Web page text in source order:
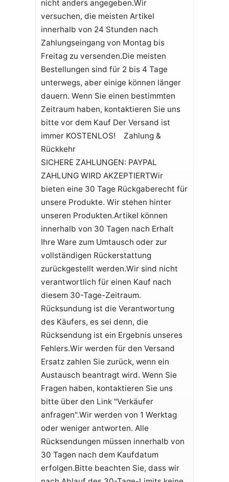
nicht anders angegeben.Wir
versuchen, die meisten Artikel
innerhalb von 24 Stunden nach
Zahlungseingang von Montag bis
Freitag zu versenden.Die meisten
Bestellungen sind für 2 bis 4 Tage
unterwegs, aber einige können länger
dauern. Wenn Sie einen bestimmten
Zeitraum haben, kontaktieren Sie uns
bitte vor dem Kauf Der Versand ist
immer KOSTENLOS! Zahlung &
Rückkehr
SICHERE ZAHLUNGEN: PAYPAL
ZAHLUNG WIRD AKZEPTIERTWir
bieten eine 30 Tage Rückgaberecht für
unsere Produkte. Wir stehen hinter
unseren Produkten.Artikel können
innerhalb von 30 Tagen nach Erhalt
Ihre Ware zum Umtausch oder zur
vollständigen Rückerstattung
zurückgestellt werden.Wir sind nicht
verantwortlich für einen Kauf nach
diesem 30-Tage-Zeitraum.
Rücksundung ist die Verantwortung
des Käufers, es sei denn, die
Rücksendung ist ein Ergebnis unseres
Fehlers.Wir werden für den Versand
Ersatz zahlen Sie zurück, wenn ein
Austausch beantragt wird. Wenn Sie
Fragen haben, kontaktieren Sie uns
bitte über den Link "Verkäufer
anfragen".Wir werden von 1 Werktag
oder weniger antworten. Alle
Rücksendungen müssen innerhalb von
30 Tagen nach dem Kaufdatum
erfolgen.Bitte beachten Sie, dass wir